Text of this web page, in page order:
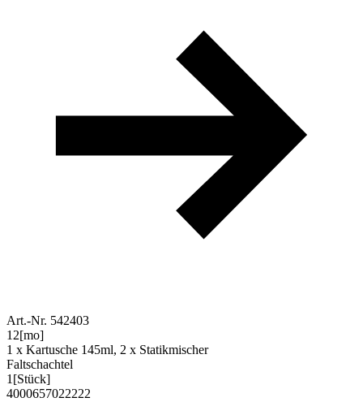
Art.-Nr. 542403
12[mo]
1 x Kartusche 145ml, 2 x Statikmischer
Faltschachtel
1 [Stück]
4000657022222